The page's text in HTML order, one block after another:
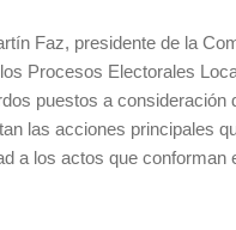
Faz, presidente de la
Procesos Electorales
puestos a consideración
las acciones principales
a los actos que conforman